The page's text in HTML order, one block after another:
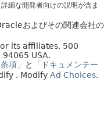
細な開発者向けの説明が含ま
およびその関連会社の
its affiliates, 500
USA.
項」 と
「ドキュメンテー
. Modify Ad Choices.